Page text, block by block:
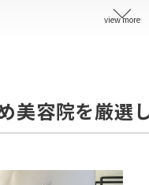
ンドウグラウンドオオイタヘア
view more
美容院を厳選